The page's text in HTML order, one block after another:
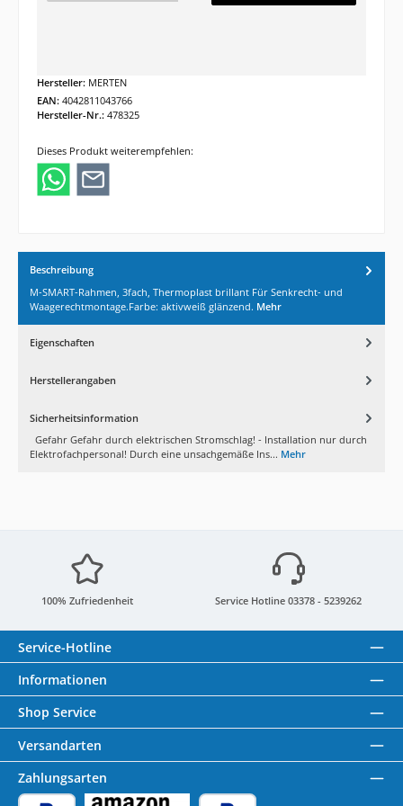
Hersteller: MERTEN
EAN: 4042811043766
Hersteller-Nr.: 478325
Dieses Produkt weiterempfehlen:
Beschreibung
M-SMART-Rahmen, 3fach, Thermoplast brillant Für Senkrecht- und
Waagerechtmontage.Farbe: aktivweiß glänzend. Mehr
Eigenschaften
Herstellerangaben
Sicherheitsinformation
Gefahr Gefahr durch elektrischen Stromschlag! - Installation nur durch
Elektrofachpersonal! Durch eine unsachgemäße Ins... Mehr
100% Zufriedenheit Service Hotline 03378 - 5239262
Service-Hotline
Informationen
Shop Service
Versandarten
Zahlungsarten